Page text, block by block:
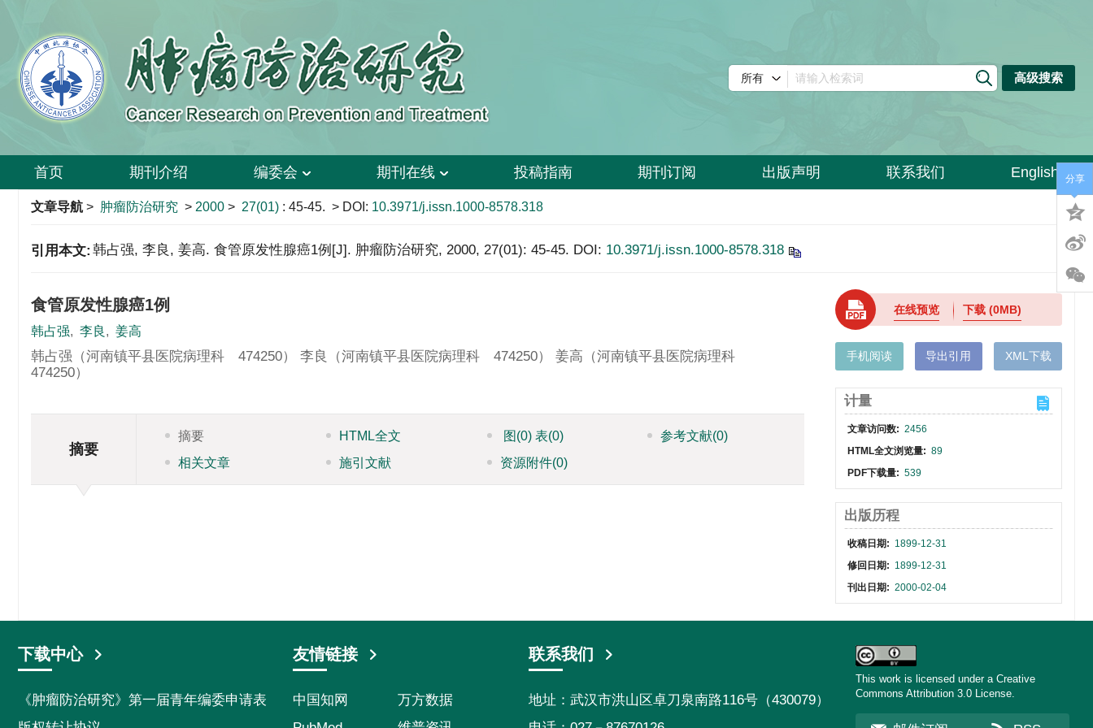
高级搜索
首页 期刊介绍 编委会 期刊在线 投稿指南 期刊订阅 出版声明 联系我们 English
文章导航 > 肿瘤防治研究 > 2000 > 27(01) : 45-45. > DOI: 10.3971/j.issn.1000-8578.318
引用本文: 韩占强, 李良, 姜高. 食管原发性腺癌1例[J]. 肿瘤防治研究, 2000, 27(01): 45-45. DOI: 10.3971/j.issn.1000-8578.318
食管原发性腺癌1例
韩占强, 李良 , 姜高
韩占强（河南镇平县医院病理科 474250） 李良（河南镇平县医院病理科 474250） 姜高（河南镇平县医院病理科
474250）
摘要
摘要 HTML全文 图 (0)表(0) 参考文献(0)
相关文章
施引文献 资源附件(0)
在线预览 下载(0MB)
手机阅读 导出引用 XML下载
计量
文章访问数: 2456
HTML全文浏览量: 89
PDF下载量: 539
出版历程
收稿日期: 1899-12-31
修回日期: 1899-12-31
刊出日期: 2000-02-04
分享
下载中心
《肿瘤防治研究》第一届青年编委申请表
友情链接
中国知网
万方数据
联系我们
地址：武汉市洪山区卓刀泉南路116号（430079）
This work is licensed under a Creative
Commons Attribution 3.0 License.